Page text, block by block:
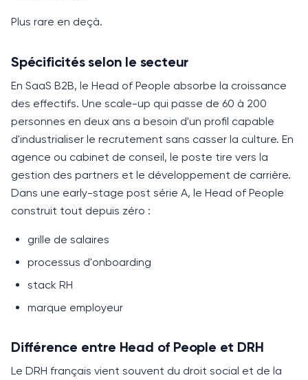
Plus rare en deçà.
Spécificités selon le secteur
En SaaS B2B, le Head of People absorbe la croissance
des effectifs. Une scale-up qui passe de 60 à 200
personnes en deux ans a besoin d'un profil capable
d'industrialiser le recrutement sans casser la culture. En
agence ou cabinet de conseil, le poste tire vers la
gestion des partners et le développement de carrière.
Dans une early-stage post série A, le Head of People
construit tout depuis zéro :
grille de salaires
processus d'onboarding
stack RH
marque employeur
Différence entre Head of People et DRH
Le DRH français vient souvent du droit social et de la